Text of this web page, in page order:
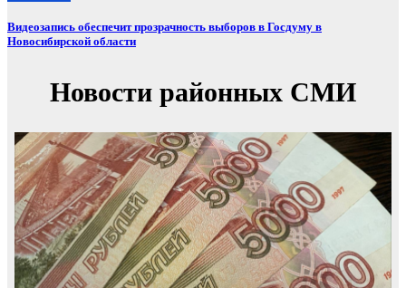
Видеозапись обеспечит прозрачность выборов в Госдуму в
Новосибирской области